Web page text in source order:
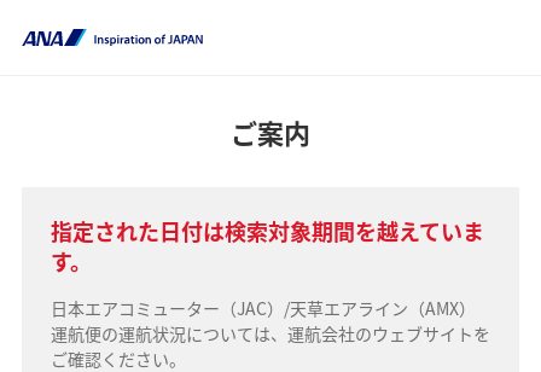
ご案内
指定された日付は検索対象期間を越えていま
す。
日本エアコミューター（JAC）/天草エアライン（AMX）
運航便の運航状況については、運航会社のウェブサイトを
ご確認ください。